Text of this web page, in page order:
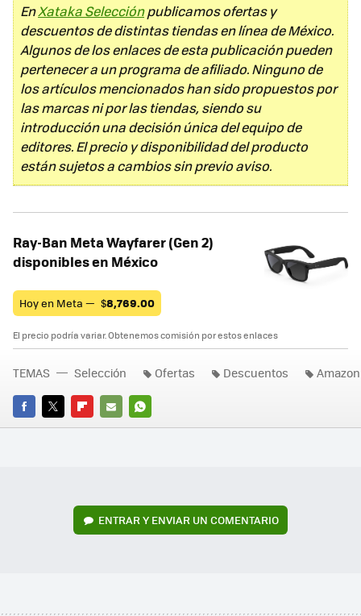
EnXataka Selecciónpublicamos ofertas y
descuentos de distintas tiendas en línea de México.
Algunos de los enlaces de esta publicación pueden
pertenecer a un programa de afiliado. Ninguno de
los artículos mencionados han sido propuestos por
las marcas ni por las tiendas, siendo su
introducción una decisión única del equipo de
editores. El precio y disponibilidad del producto
están sujetos a cambios sin previo aviso.
Ray-Ban Meta Wayfarer (Gen 2)
disponibles en México
Hoy en Meta — $8,769.00
El precio podría variar. Obtenemos comisión por estos enlaces
FACEBOOK
TWITTERFLIPBOARD
E-
WHATSAPP
TEMAS Selección Ofertas Descuentos Amazon
ENTRAR Y ENVIAR UN COMENTARIO